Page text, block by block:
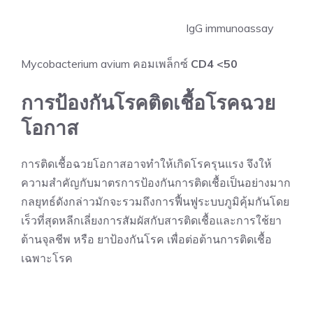
IgG immunoassay
Mycobacterium avium คอมเพล็กซ์ CD4 <50
การป้องกันโรคติดเชื้อโรคฉวย
โอกาส
การติดเชื้อฉวยโอกาสอาจทำให้เกิดโรครุนแรง จึงให้
ความสำคัญกับมาตรการป้องกันการติดเชื้อเป็นอย่างมาก
กลยุทธ์ดังกล่าวมักจะรวมถึงการฟื้นฟูระบบภูมิคุ้มกันโดย
เร็วที่สุดหลีกเลี่ยงการสัมผัสกับสารติดเชื้อและการใช้ยา
ต้านจุลชีพ หรือ ยาป้องกันโรค เพื่อต่อต้านการติดเชื้อ
เฉพาะโรค